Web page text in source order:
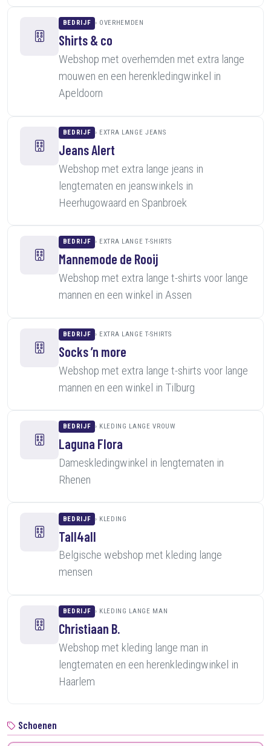
BEDRIJF OVERHEMDEN
Shirts & co
Webshop met overhemden met extra lange
mouwen en een herenkledingwinkel in
Apeldoorn
BEDRIJF EXTRA LANGE JEANS
Jeans Alert
Webshop met extra lange jeans in
lengtematen en jeanswinkels in
Heerhugowaard en Spanbroek
BEDRIJF EXTRA LANGE T-SHIRTS
Mannemode de Rooij
Webshop met extra lange t-shirts voor lange
mannen en een winkel in Assen
BEDRIJF EXTRA LANGE T-SHIRTS
Socks ’n more
Webshop met extra lange t-shirts voor lange
mannen en een winkel in Tilburg
BEDRIJF KLEDING LANGE VROUW
Laguna Flora
Dameskledingwinkel in lengtematen in
Rhenen
BEDRIJF KLEDING
Tall4all
Belgische webshop met kleding lange
mensen
BEDRIJF KLEDING LANGE MAN
Christiaan B.
Webshop met kleding lange man in
lengtematen en een herenkledingwinkel in
Haarlem
Schoenen